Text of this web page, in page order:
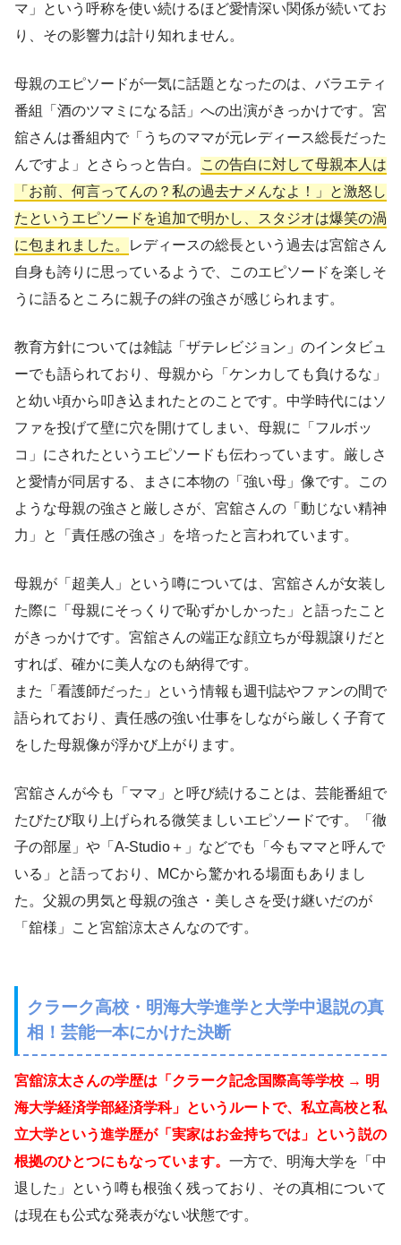
マ」という呼称を使い続けるほど愛情深い関係が続いてお
り、その影響力は計り知れません。
母親のエピソードが一気に話題となったのは、バラエティ
番組「酒のツマミになる話」への出演がきっかけです。宮
舘さんは番組内で「うちのママが元レディース総長だった
んですよ」とさらっと告白。
この告白に対して母親本人は
「お前、何言ってんの？私の過去ナメんなよ！」と激怒し
たというエピソードを追加で明かし、スタジオは爆笑の渦
に包まれました。
レディースの総長という過去は宮舘さん
自身も誇りに思っているようで、このエピソードを楽しそ
うに語るところに親子の絆の強さが感じられます。
教育方針については雑誌「ザテレビジョン」のインタビュ
ーでも語られており、母親から「ケンカしても負けるな」
と幼い頃から叩き込まれたとのことです。中学時代にはソ
ファを投げて壁に穴を開けてしまい、母親に「フルボッ
コ」にされたというエピソードも伝わっています。厳しさ
と愛情が同居する、まさに本物の「強い母」像です。この
ような母親の強さと厳しさが、宮舘さんの「動じない精神
力」と「責任感の強さ」を培ったと言われています。
母親が「超美人」という噂については、宮舘さんが女装し
た際に「母親にそっくりで恥ずかしかった」と語ったこと
がきっかけです。宮舘さんの端正な顔立ちが母親譲りだと
すれば、確かに美人なのも納得です。
また「看護師だった」という情報も週刊誌やファンの間で
語られており、責任感の強い仕事をしながら厳しく子育て
をした母親像が浮かび上がります。
宮舘さんが今も「ママ」と呼び続けることは、芸能番組で
たびたび取り上げられる微笑ましいエピソードです。「徹
子の部屋」や「A-Studio＋」などでも「今もママと呼んで
いる」と語っており、MCから驚かれる場面もありまし
た。父親の男気と母親の強さ・美しさを受け継いだのが
「舘様」こと宮舘涼太さんなのです。
クラーク高校・明海大学進学と大学中退説の真
相！芸能一本にかけた決断
宮舘涼太さんの学歴は「クラーク記念国際高等学校 → 明
海大学経済学部経済学科」というルートで、私立高校と私
立大学という進学歴が「実家はお金持ちでは」という説の
根拠のひとつにもなっています。 一方で、明海大学を「中
退した」という噂も根強く残っており、その真相について
は現在も公式な発表がない状態です。